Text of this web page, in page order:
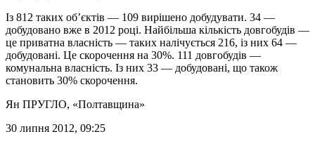
Із 812 таких об’єктів — 109 вирішено добудувати. 34 —
добудовано вже в 2012 році. Найбільша кількість довгобудів —
це приватна власність — таких налічується 216, із них 64 —
добудовані. Це скорочення на 30%. 111 довгобудів —
комунальна власність. Із них 33 — добудовані, що також
становить 30% скорочення.
Ян ПРУГЛО, «Полтавщина»
30 липня 2012, 09:25